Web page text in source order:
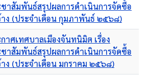
าสัมพันธ์สรุปผลการดำเนินการจัดซื้อ
ง (ประจำเดือน กุมภาพันธ์ ๒๕๖๘)
าศเทศบาลเมืองจันทนิมิต เรื่อง
าสัมพันธ์สรุปผลการดำเนินการจัดซื้อ
ง (ประจำเดือน มกราคม ๒๕๖๘)